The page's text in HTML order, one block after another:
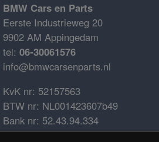
BMW Cars en Parts
Eerste Industrieweg 20
9902 AM Appingedam
tel: 06-30061576
info@bmwcarsenparts.nl
KvK nr: 52157563
BTW nr: NL001423607b49
Bank nr: 52.43.94.334
IBAN: NL68ABNA0524394334